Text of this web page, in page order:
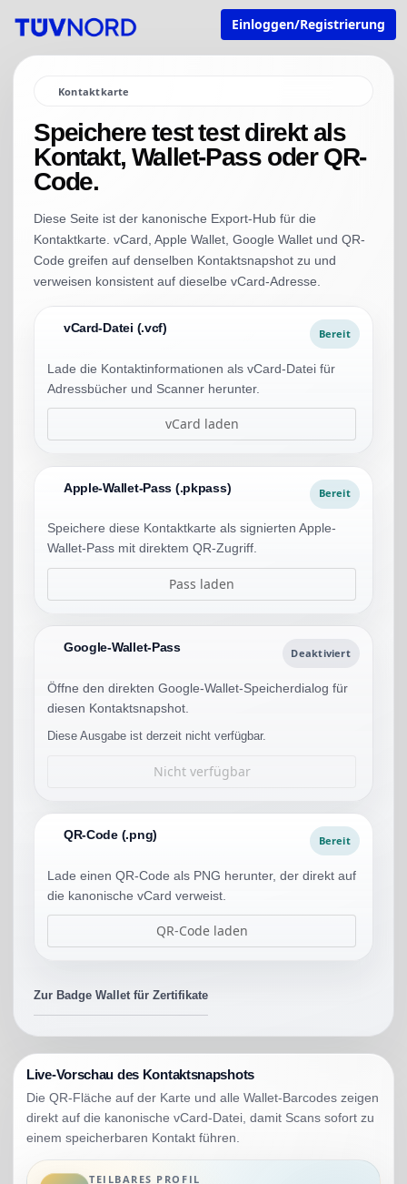
Einloggen/Registrierung
Kontaktkarte
Speichere test test direkt als
Kontakt, Wallet-Pass oder QR-
Code.
Diese Seite ist der kanonische Export-Hub für die
Kontaktkarte. vCard, Apple Wallet, Google Wallet und QR-
Code greifen auf denselben Kontaktsnapshot zu und
verweisen konsistent auf dieselbe vCard-Adresse.
vCard-Datei (.vcf) Bereit
Lade die Kontaktinformationen als vCard-Datei für
Adressbücher und Scanner herunter.
vCard laden
Apple-Wallet-Pass (.pkpass) Bereit
Speichere diese Kontaktkarte als signierten Apple-
Wallet-Pass mit direktem QR-Zugriff.
Pass laden
Google-Wallet-Pass Deaktiviert
Öffne den direkten Google-Wallet-Speicherdialog für
diesen Kontaktsnapshot.
Diese Ausgabe ist derzeit nicht verfügbar.
Nicht verfügbar
QR-Code (.png) Bereit
Lade einen QR-Code als PNG herunter, der direkt auf
die kanonische vCard verweist.
QR-Code laden
Zur Badge Wallet für Zertifikate
Live-Vorschau des Kontaktsnapshots
Die QR-Fläche auf der Karte und alle Wallet-Barcodes zeigen
direkt auf die kanonische vCard-Datei, damit Scans sofort zu
einem speicherbaren Kontakt führen.
TEILBARES PROFIL